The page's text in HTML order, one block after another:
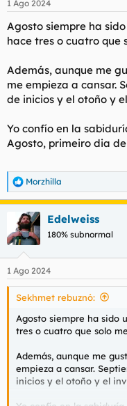
e
:
1 Ago 2024
Agosto siempre ha
hace tres o cuatro que
Además, aunque me
me empieza a cansar.
de inicios y el otoño y
Yo confío en la
Agosto, primeiro dia de
R
e
c
i
e
s
Morzhilla
Edelweiss
180% subnormal
1 Ago 2024
Sekhmet rebuznó:
Agosto siempre ha sido
tres o cuatro que solo
Además, aunque me
empieza a cansar.
inicios y el otoño y el